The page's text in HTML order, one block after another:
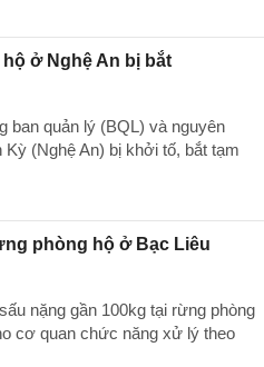
ở Nghệ An bị bắt
ban quản lý (BQL) và nguyên
(Nghệ An) bị khởi tố, bắt tạm
phòng hộ ở Bạc Liêu
nặng gần 100kg tại rừng phòng
cơ quan chức năng xử lý theo